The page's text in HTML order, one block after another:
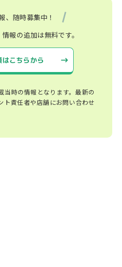
、随時募集中！
報の追加は無料です。
はこちらから
時の情報となります。最新の
ト責任者や店舗にお問い合わせ